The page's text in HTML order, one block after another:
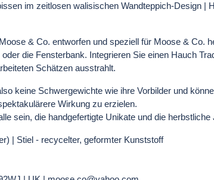
im zeitlosen walisischen Wandteppich-Design |
& Co. entworfen und speziell für Moose & Co.
die Fensterbank. Integrieren Sie einen Hauch
Schätzen ausstrahlt.
keine Schwergewichte wie ihre Vorbilder und
Wirkung zu erzielen.
sein, die handgefertigte Unikate und die
| Stiel - recycelter, geformter Kunststoff